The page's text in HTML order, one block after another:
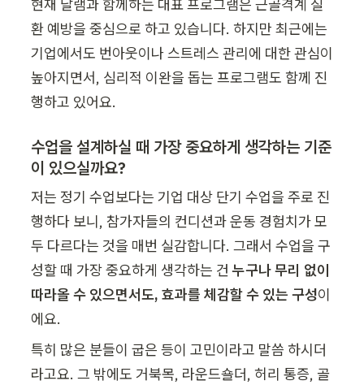
현재 달램과 함께하는 대표 프로그램은 근골격계 질
환 예방을 중심으로 하고 있습니다. 하지만 최근에는
기업에서도 번아웃이나 스트레스 관리에 대한 관심이
높아지면서, 심리적 이완을 돕는 프로그램도 함께 진
행하고 있어요.
수업을 설계하실 때 가장 중요하게 생각하는 기준
이 있으실까요?
저는 정기 수업보다는 기업 대상 단기 수업을 주로 진
행하다 보니, 참가자들의 컨디션과 운동 경험치가 모
두 다르다는 것을 매번 실감합니다. 그래서 수업을 구
성할 때 가장 중요하게 생각하는 건 누구나 무리 없이
따라올 수 있으면서도, 효과를 체감할 수 있는 구성이
에요.
특히 많은 분들이 굽은 등이 고민이라고 말씀 하시더
라고요. 그 밖에도 거북목, 라운드숄더, 허리 통증, 골